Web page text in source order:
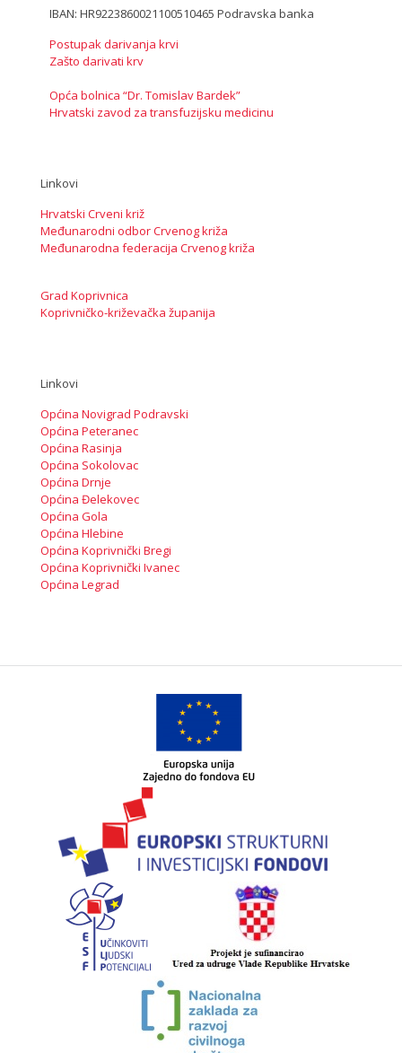
IBAN: HR9223860021100510465 Podravska banka
Postupak darivanja krvi
Zašto darivati krv
Opća bolnica “Dr. Tomislav Bardek”
Hrvatski zavod za transfuzijsku medicinu
Linkovi
Hrvatski Crveni križ
Međunarodni odbor Crvenog križa
Međunarodna federacija Crvenog križa
Grad Koprivnica
Koprivničko-križevačka županija
Linkovi
Općina Novigrad Podravski
Općina Peteranec
Općina Rasinja
Općina Sokolovac
Općina Drnje
Općina Đelekovec
Općina Gola
Općina Hlebine
Općina Koprivnički Bregi
Općina Koprivnički Ivanec
Općina Legrad